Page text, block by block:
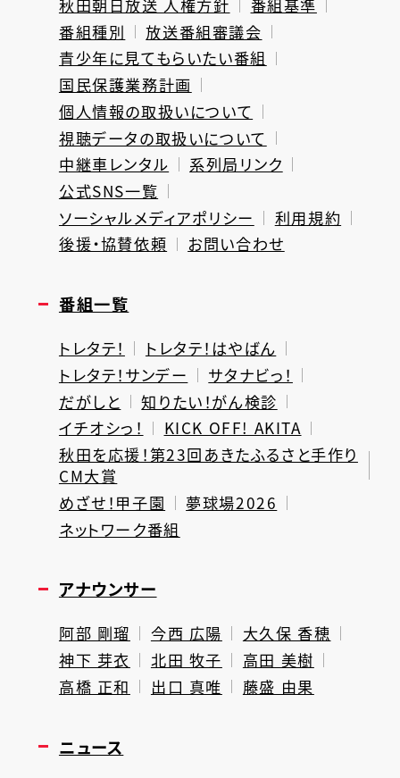
秋田朝日放送 人権方針
番組基準
番組種別
放送番組審議会
青少年に見てもらいたい番組
国民保護業務計画
個人情報の取扱いについて
視聴データの取扱いについて
中継車レンタル
系列局リンク
公式SNS一覧
ソーシャルメディアポリシー
利用規約
後援・協賛依頼
お問い合わせ
番組一覧
トレタテ！
トレタテ！はやばん
トレタテ！サンデー
サタナビっ！
だがしと
知りたい！がん検診
イチオシっ！
KICK OFF! AKITA
秋田を応援！第23回あきたふるさと手作り
CM大賞
めざせ！甲子園
夢球場2026
ネットワーク番組
アナウンサー
阿部 剛瑠 今西 広陽
大久保 香穂
神下 芽衣
北田 牧子
高田 美樹
高橋 正和
出口 真唯 藤盛 由果
ニュース